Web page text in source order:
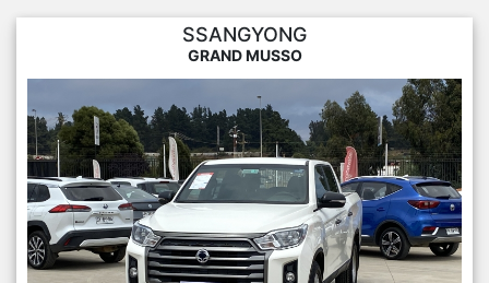
SSANGYONG
GRAND MUSSO